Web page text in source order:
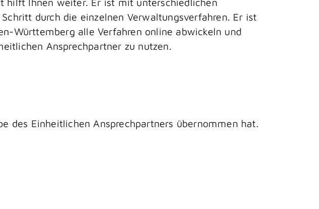
durch die einzelnen Verwaltungsverfahren. Er ist
Württemberg alle Verfahren online abwickeln und
Ansprechpartner zu nutzen.
des Einheitlichen Ansprechpartners übernommen hat.